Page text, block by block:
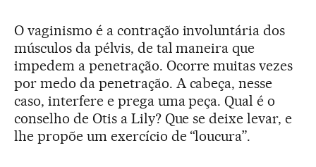
O vaginismo é a contração involuntária dos
músculos da pélvis, de tal maneira que
impedem a penetração. Ocorre muitas vezes
por medo da penetração. A cabeça, nesse
caso, interfere e prega uma peça. Qual é o
conselho de Otis a Lily? Que se deixe levar, e
lhe propõe um exercício de “loucura”.